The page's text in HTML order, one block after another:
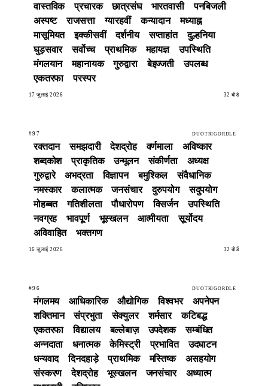
वास्तविक
प्रचारक छात्रसंघ भारतवासी
पनबिजली
अस्पष्ट
राजसत्ता ग्यारहवीं कन्यादान
मध्याह्न
मासूमियत
इक्कीसवीं दर्शनीय सप्ताहांत
दुल्हनिया
घुड़सवार
सर्वोच्च प्राथमिक महायज्ञ
उपस्थिति
मंगलयान
महानायक गुरुद्वारा बेइज्जती
उपलब्ध
एकतरफा
परस्पर
17 जुलाई 2026 32 बोर्ड
#97 DUOTRIGORDLE
रक्तदान समझदारी देशद्रोह वर्णमाला
अविष्कार
शब्दकोश
प्राकृतिक उन्मूलन संकीर्णता
अध्यक्ष
गुरुद्वारे
अभद्रता विज्ञापन बमुश्किल
संवैधानिक
नमस्कार
कलात्मक जनसंचार दुरुपयोग
सदुपयोग
मोहब्बत
गतिशीलता पौधारोपण विसर्जन
उपस्थिति
नवग्रह
भावपूर्ण भूस्खलन आत्मीयता
सूर्योदय
अविवाहित
भक्तगण
16 जुलाई 2026 32 बोर्ड
#96 DUOTRIGORDLE
मंगलमय आधिकारिक औद्योगिक विश्वभर
अपनेपन
शक्तिमान
संप्रभुता सेक्युलर शर्मसार
कटिबद्ध
एकतरफा
विद्यालय बल्लेबाज़ उपदेशक
सम्बंधित
अन्नदाता
धनात्मक केमिस्ट्री प्रभावित
उदघाटन
धन्यवाद
दिनदहाड़े प्राथमिक मस्तिष्क
असहयोग
संस्करण
देशद्रोह भूस्खलन जनसंचार
अध्यात्म